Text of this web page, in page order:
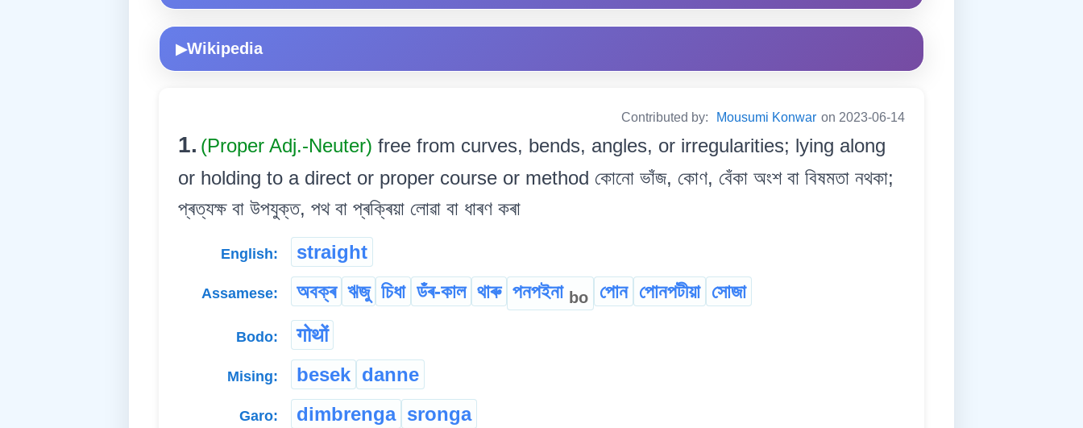
▶Wikipedia
Contributed by: Mousumi Konwar on 2023-06-14
1. (Proper Adj.-Neuter) free from curves, bends, angles, or irregularities; lying along
or holding to a direct or proper course or method কোনো ভাঁজ, কোণ, বেঁকা অংশ বা বিষমতা নথকা;
প্ৰত্যক্ষ বা উপযুক্ত, পথ বা প্ৰক্ৰিয়া লোৱা বা ধাৰণ কৰা
English: straight
Assamese: অবক্ৰ ঋজু চিধা ডঁৰ-কাল থাৰু পনপইনা bo পোন পোনপটীয়া সোজা
Bodo: गोथों
Mising: besek danne
Garo: dimbrenga sronga